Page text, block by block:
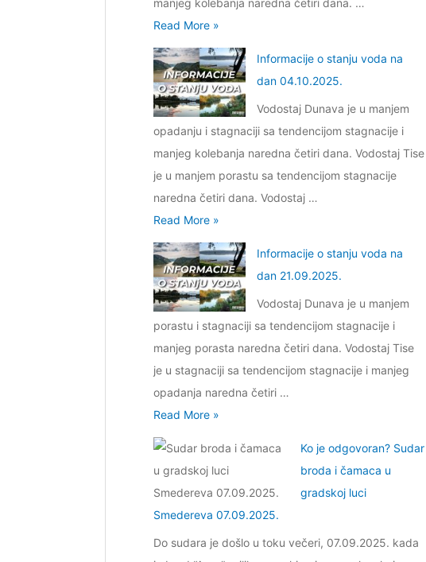
0
2
6
.
a
2
5
.
0
1
.
2
0
2
6
.
v
o
d
a
a
0
7
.
1
2
.
2
0
2
v
a
n
j
e
š
a
k
r
o
i
e
t
i
v
n
i
I
n
f
o
r
m
a
c
i
j
e
o
s
t
a
j
o
d
a
n
a
d
Read More »
Informacije o stanju voda na
dan 04.10.2025.
Vodostaj Dunava je u manjem
opadanju i stagnaciji sa tendencijom stagnacije i
manjeg kolebanja naredna četiri dana. Vodostaj Tise
je u manjem porastu sa tendencijom stagnacije
naredna četiri dana. Vodostaj …
I
n
f
o
r
m
a
c
i
j
e
s
t
Read More »
Informacije o stanju voda na
dan 21.09.2025.
Vodostaj Dunava je u manjem
porastu i stagnaciji sa tendencijom stagnacije i
manjeg porasta naredna četiri dana. Vodostaj Tise
je u stagnaciji sa tendencijom stagnacije i manjeg
opadanja naredna četiri …
I
n
a
Read More »
Ko je odgovoran? Sudar
broda i čamaca u
gradskoj luci
Smedereva 07.09.2025.
Do sudara je došlo u toku večeri, 07.09.2025. kada